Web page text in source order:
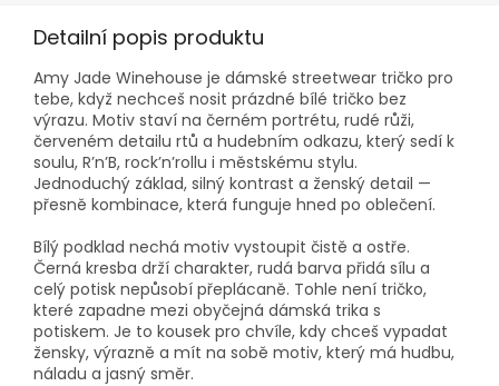
Detailní popis produktu
Amy Jade Winehouse je dámské streetwear tričko pro
tebe, když nechceš nosit prázdné bílé tričko bez
výrazu. Motiv staví na černém portrétu, rudé růži,
červeném detailu rtů a hudebním odkazu, který sedí k
soulu, R’n’B, rock’n’rollu i městskému stylu.
Jednoduchý základ, silný kontrast a ženský detail —
přesně kombinace, která funguje hned po oblečení.
Bílý podklad nechá motiv vystoupit čistě a ostře.
Černá kresba drží charakter, rudá barva přidá sílu a
celý potisk nepůsobí přeplácaně. Tohle není tričko,
které zapadne mezi obyčejná dámská trika s
potiskem. Je to kousek pro chvíle, kdy chceš vypadat
žensky, výrazně a mít na sobě motiv, který má hudbu,
náladu a jasný směr.